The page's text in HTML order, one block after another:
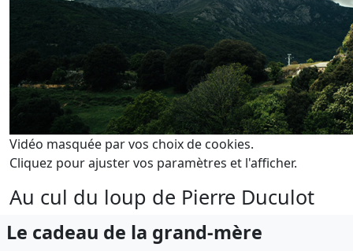
Vidéo masquée par vos choix de cookies.
Cliquez pour ajuster vos paramètres et l'afficher.
Au cul du loup de Pierre Duculot
Le cadeau de la grand-mère